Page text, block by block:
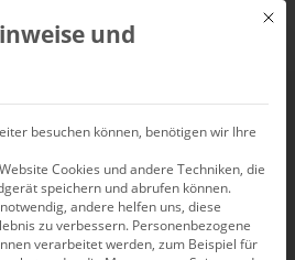
Events
Mit
und
besuchen können, benötigen wir Ihre
Cookies und andere Techniken, die
speichern und abrufen können.
andere helfen uns, diese
zu verbessern. Personenbezogene
verarbeitet werden, zum Beispiel für